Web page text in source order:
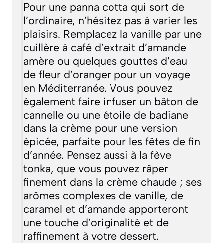
Pour une panna cotta qui sort de
l’ordinaire, n’hésitez pas à varier les
plaisirs. Remplacez la vanille par une
cuillère à café d’extrait d’amande
amère ou quelques gouttes d’eau
de fleur d’oranger pour un voyage
en Méditerranée. Vous pouvez
également faire infuser un bâton de
cannelle ou une étoile de badiane
dans la crème pour une version
épicée, parfaite pour les fêtes de fin
d’année. Pensez aussi à la fève
tonka, que vous pouvez râper
finement dans la crème chaude ; ses
arômes complexes de vanille, de
caramel et d’amande apporteront
une touche d’originalité et de
raffinement à votre dessert.